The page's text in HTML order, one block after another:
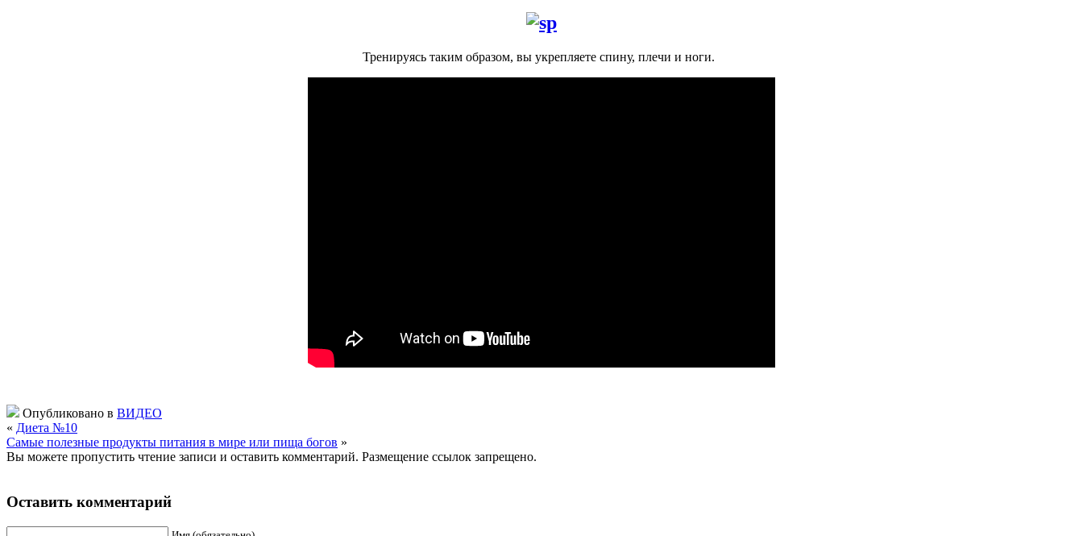
Тренируясь таким образом, вы укрепляете спину, плечи и ноги.
Опубликовано в ВИДЕО
« Диета №10
Самые полезные продукты питания в мире или пища богов »
Вы можете пропустить чтение записи и оставить комментарий. Размещение ссылок запрещено.
Оставить комментарий